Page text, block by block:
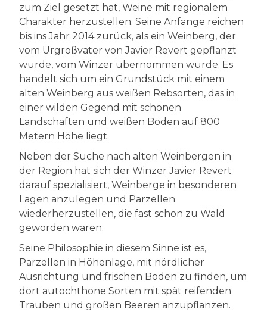
zum Ziel gesetzt hat, Weine mit regionalem
Charakter herzustellen. Seine Anfänge reichen
bis ins Jahr 2014 zurück, als ein Weinberg, der
vom Urgroßvater von Javier Revert gepflanzt
wurde, vom Winzer übernommen wurde. Es
handelt sich um ein Grundstück mit einem
alten Weinberg aus weißen Rebsorten, das in
einer wilden Gegend mit schönen
Landschaften und weißen Böden auf 800
Metern Höhe liegt.
Neben der Suche nach alten Weinbergen in
der Region hat sich der Winzer Javier Revert
darauf spezialisiert, Weinberge in besonderen
Lagen anzulegen und Parzellen
wiederherzustellen, die fast schon zu Wald
geworden waren.
Seine Philosophie in diesem Sinne ist es,
Parzellen in Höhenlage, mit nördlicher
Ausrichtung und frischen Böden zu finden, um
dort autochthone Sorten mit spät reifenden
Trauben und großen Beeren anzupflanzen.